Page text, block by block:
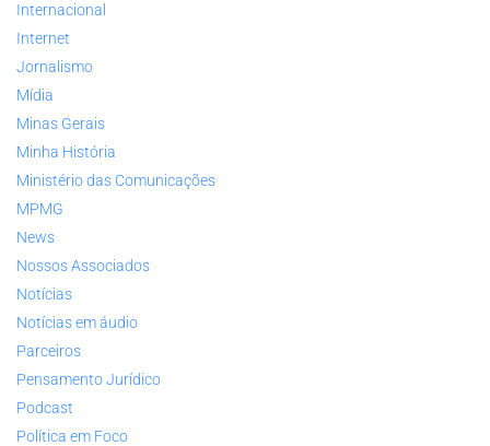
Internacional
Internet
Jornalismo
Mídia
Minas Gerais
Minha História
Ministério das Comunicações
MPMG
News
Nossos Associados
Notícias
Notícias em áudio
Parceiros
Pensamento Jurídico
Podcast
Política em Foco